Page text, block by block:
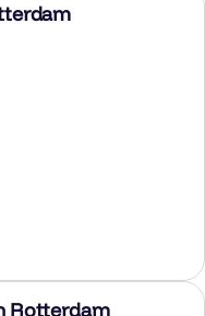
Rotterdam